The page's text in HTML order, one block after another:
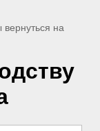
вернуться на